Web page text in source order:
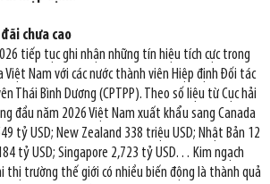
chưa cao
tiếp tục ghi nhận những tín hiệu tích cực trong
Nam với các nước thành viên Hiệp định Đối tác
Thái Bình Dương (CPTPP). Theo số liệu từ Cục hải
đầu năm 2026 Việt Nam xuất khẩu sang Canada
tỷ USD; New Zealand 338 triệu USD; Nhật Bản 12
tỷ USD; Singapore 2,723 tỷ USD… Kim ngạch
thị trường thế giới có nhiều biến động là thành quả